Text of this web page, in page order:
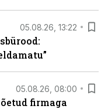
05.08.26, 13:22
05.08.26, 08:00
firmaga